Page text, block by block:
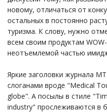
новому, отличаться от
остальных в постоянно
туризма. К слову, нужно
всем своим продуктам
неотъемлемой частью
Яркие заголовки журнала
слоганами вроде "Medical
globe". А посылы в стиле
industry" прослеживаются в